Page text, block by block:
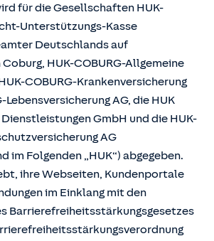
für die Gesellschaften HUK-
Unterstützungs-Kasse
Deutschlands auf
HUK-COBURG-Allgemeine
COBURG-Krankenversicherung
Lebensversicherung AG, die HUK
GmbH und die HUK-
AG
im Folgenden „HUK“) abgegeben.
ihre Webseiten, Kundenportale
im Einklang mit den
Barrierefreiheitsstärkungsgesetzes